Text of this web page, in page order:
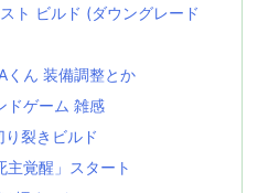
ト ビルド (ダウングレード
くん 装備調整とか
ドゲーム 雑感
裂きビルド
覚醒」スタート